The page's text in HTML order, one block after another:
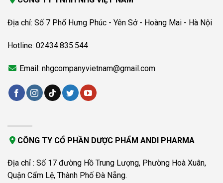
Địa chỉ: Số 7 Phố Hưng Phúc - Yên Sở - Hoàng Mai - Hà Nội
Hotline: 02434.835.544
Email: nhgcompanyvietnam@gmail.com
CÔNG TY CỔ PHẦN DƯỢC PHẨM ANDI PHARMA
Địa chỉ : Số 17 đường Hồ Trung Lượng, Phường Hoà Xuân,
Quận Cẩm Lệ, Thành Phố Đà Nẵng.